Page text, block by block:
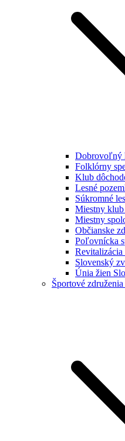
Dobrovoľný
Folklórny
Klub
Lesné
Súkromné
Miestny klub
Miestny
Občianske
Poľovnícka
Slovenský
Únia žien
Športové